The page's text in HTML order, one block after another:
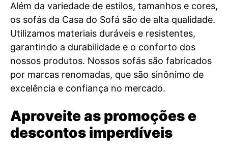
Além da variedade de estilos, tamanhos e cores,
os sofás da Casa do Sofá são de alta qualidade.
Utilizamos materiais duráveis e resistentes,
garantindo a durabilidade e o conforto dos
nossos produtos. Nossos sofás são fabricados
por marcas renomadas, que são sinônimo de
excelência e confiança no mercado.
Aproveite as promoções e
descontos imperdíveis